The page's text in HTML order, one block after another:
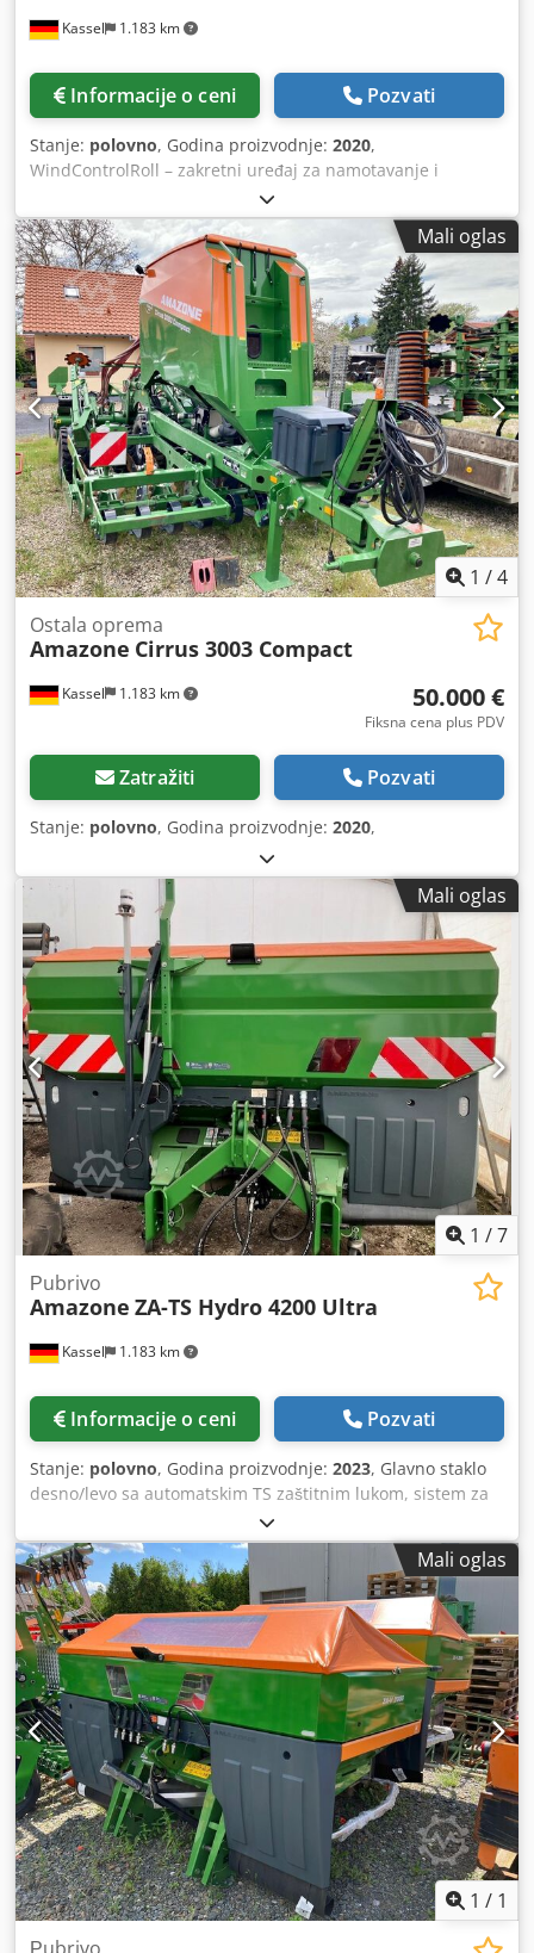
Kassel 1.183 km
Informacije o ceni Pozvati
Stanje: polovno, Godina proizvodnje: 2020,
WindControlRoll – zakretni uređaj za namotavanje i
parkiranje, AutoTS obostrano / zaštitna cevna ograda L,
senzor nagiba za sistem vaganja, FlowCheck EasyCheck
podne prostirke, 16 kom / blatarice L i merdevine, LED
osvetljenje, klizna pokrivna cerada L / komplet lopata za
rasipanje TS Dodsrxr Uyopfx Afiock
Mali oglas
1 /4
Kassel 1.183 km
Ostala oprema
Amazone Cirrus 3003 Compact
50.000 €
Fiksna cena plus PDV
Zatražiti Pozvati
Stanje: polovno, Godina proizvodnje: 2020,
Mali oglas
1 /7
Kassel 1.183 km
Рubrivo
Amazone ZA-TS Hydro 4200 Ultra
Informacije o ceni Pozvati
Stanje: polovno, Godina proizvodnje: 2023, Glavno staklo
desno/levo sa automatskim TS zaštitnim lukom, sistem za
navođenje, zakretno, fabrički montirano. Senzor nagiba za
elektronski sistem za merenje težine / sistem za
podešavanje uvoda. Profis sistem za merenje težine,
ugrađeni delovi za osnovne uređaje ZA. LED zadnja rasveta,
manuelna. Dcodet A Udgepfx Afijk
Mali oglas
1 / 1